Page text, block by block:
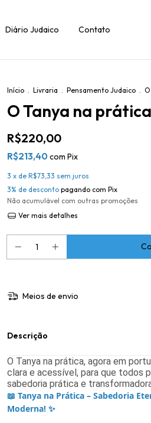
Diário Judaico Contato
Início . Livraria . Pensamento Judaico .
O Tanya na prática
R$220,00
R$213,40com Pix
3 x de R$73,33 sem juros
3% de desconto pagando com Pix
Não acumulável com outras promoções
Ver mais detalhes
Meios de envio
Descrição
O Tanya na prática, agora em
clara e acessível, para que todos
sabedoria prática e
📖 Tanya na Prática – Sabedoria
Moderna! ✨